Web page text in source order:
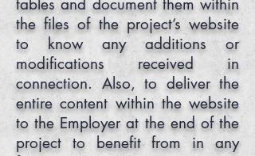
tables and document them within
the files of the project’s website
to know any additions or
modifications received in
connection. Also, to deliver the
entire content within the website
to the Employer at the end of the
project to benefit from in any